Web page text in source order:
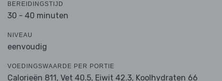
BEREIDINGSTIJD
30 - 40 minuten
NIVEAU
eenvoudig
VOEDINGSWAARDE PER PORTIE
Calorieën 811, Vet 40.5, Eiwit 42.3, Koolhydraten 66